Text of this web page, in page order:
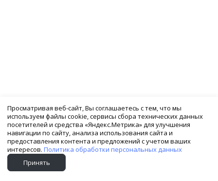
Просматривая веб-сайт, Вы соглашаетесь с тем, что мы
используем файлы cookie, сервисы сбора технических данных
посетителей и средства «Яндекс.Метрика» для улучшения
навигации по сайту, анализа использования сайта и
предоставления контента и предложений с учетом ваших
интересов. Политика обработки персональных данных
Принять